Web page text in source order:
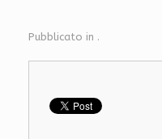
Pubblicato in .